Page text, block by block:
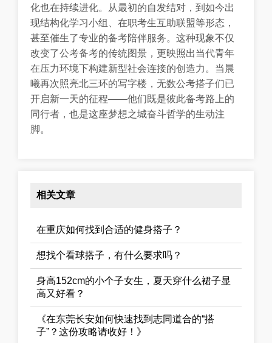
化也在持续进化。从最初的自发结对，到如今出
现结构化学习小组、在职考生互助联盟等形态，
甚至催生了专业的备考陪伴服务。这种现象不仅
改变了公考备考的传统图景，更映照出当代青年
在压力环境下构建新型社会连接的创造力。当晨
曦再次照亮北三环的写字楼，无数公考搭子们已
开启新一天的征程——他们既是彼此备考路上的
同行者，也是这座梦想之城奋斗哲学的生动注
脚。
相关文章
在重庆如何找到合适的健身搭子？
想找个看球搭子，有什么要求吗？
身高152cm的小个子女生，夏天穿什么裙子显
高又好看？
《在东莞长安如何快速找到志同道合的“搭
子”？这份攻略请收好！》